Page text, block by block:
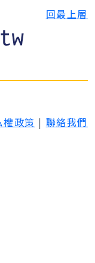
回最上層
權政策 | 聯絡我們